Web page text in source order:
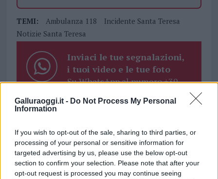
Galluraoggi.it - Do Not Process My Personal
Information
If you wish to opt-out of the sale, sharing to third parties, or
processing of your personal or sensitive information for
targeted advertising by us, please use the below opt-out
section to confirm your selection. Please note that after your
opt-out request is processed you may continue seeing
TEMI: Ambulanza 118
Incidente Santa Teresa
Notizie Santa Teresa
Inviaci le tue segnalazioni,
i tuoi video e le tue foto
Su WhatsApp al numero +39
Notizie in tempo reale?
Entra nel canale telegram di
GalluraOggi.it